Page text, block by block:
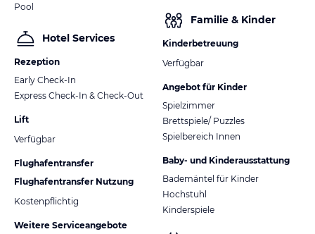
Versperrbarer Abstellraum für Ski’s und Langlaufski's
Skischuhtrockner im Skiraum
Skibus Haltestelle in unmittelbarer Nähe des Hotels
Schlitten und Rodeln zum kostenlosen Ausleihen
Hinweis:
Allgemeine und unverbindliche
Hoteliers-/Veranstalter-/Kataloginformationen. Alle Angaben
lies vor der Buchung die verbindlichen Angebotsdetailsdes
jeweiligen Veranstalters.
Pool
Hotel Services
Rezeption
Early Check-In
Express Check-In & Check-Out
Lift
Verfügbar
Flughafentransfer
Flughafentransfer Nutzung
Kostenpflichtig
Weitere Serviceangebote
Familie & Kinder
Kinderbetreuung
Verfügbar
Angebot für Kinder
Spielzimmer
Brettspiele/ Puzzles
Spielbereich Innen
Baby- und Kinderausstattung
Bademäntel für Kinder
Hochstuhl
Kinderspiele